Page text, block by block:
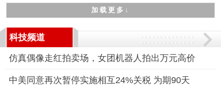
加载更多↓
科技频道
仿真偶像走红拍卖场，女团机器人拍出万元高价
中美同意再次暂停实施相互24%关税 为期90天